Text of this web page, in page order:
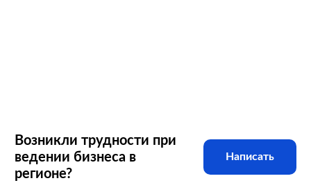
Возникли трудности при
ведении бизнеса в
регионе?
Написать